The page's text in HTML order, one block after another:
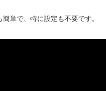
単で、特に設定も不要です。